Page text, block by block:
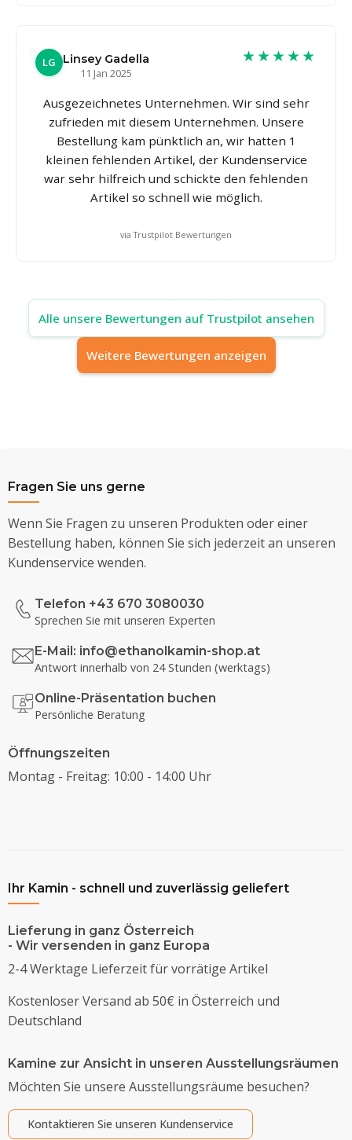
LG
Linsey Gadella
11 Jan 2025
★★★★★
Ausgezeichnetes Unternehmen. Wir sind sehr
zufrieden mit diesem Unternehmen. Unsere
Bestellung kam pünktlich an, wir hatten 1
kleinen fehlenden Artikel, der Kundenservice
war sehr hilfreich und schickte den fehlenden
Artikel so schnell wie möglich.
via Trustpilot Bewertungen
Alle unsere Bewertungen auf Trustpilot ansehen
Weitere Bewertungen anzeigen
Fragen Sie uns gerne
Wenn Sie Fragen zu unseren Produkten oder einer
Bestellung haben, können Sie sich jederzeit an unseren
Kundenservice wenden.
Telefon +43 670 3080030
Sprechen Sie mit unseren Experten
E-Mail: info@ethanolkamin-shop.at
Antwort innerhalb von 24 Stunden (werktags)
Online-Präsentation buchen
Persönliche Beratung
Öffnungszeiten
Montag - Freitag: 10:00 - 14:00 Uhr
Ihr Kamin - schnell und zuverlässig geliefert
Lieferung in ganz Österreich
- Wir versenden in ganz Europa
2-4 Werktage Lieferzeit für vorrätige Artikel
Kostenloser Versand ab 50€ in Österreich und
Deutschland
Kamine zur Ansicht in unseren Ausstellungsräumen
Möchten Sie unsere Ausstellungsräume besuchen?
Kontaktieren Sie unseren Kundenservice